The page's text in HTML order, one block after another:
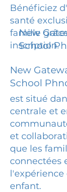
Bénéficiez
santé
famille
inscription.
New
School
New
School
est situé
centrale et
et
que les
connectées
enfant.